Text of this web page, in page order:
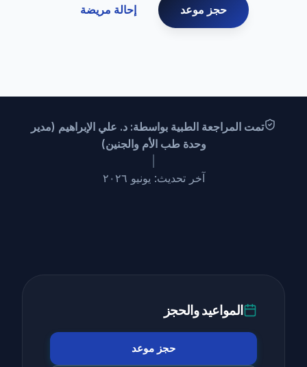
حجز موعد إحالة مريضة
تمت المراجعة الطبية بواسطة: د. علي الإبراهيم (مدير
وحدة طب الأم والجنين)
آخر تحديث: يونيو ٢٠٢٦
المواعيد والحجز
حجز موعد